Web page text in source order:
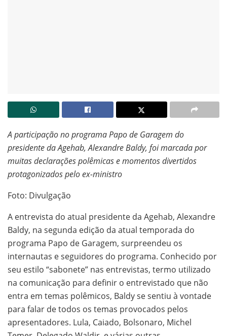
A participação no programa Papo de Garagem do
presidente da Agehab, Alexandre Baldy, foi marcada por
muitas declarações polêmicas e momentos divertidos
protagonizados pelo ex-ministro
Foto: Divulgação
A entrevista do atual presidente da Agehab, Alexandre
Baldy, na segunda edição da atual temporada do
programa Papo de Garagem, surpreendeu os
internautas e seguidores do programa. Conhecido por
seu estilo “sabonete” nas entrevistas, termo utilizado
na comunicação para definir o entrevistado que não
entra em temas polêmicos, Baldy se sentiu à vontade
para falar de todos os temas provocados pelos
apresentadores. Lula, Caiado, Bolsonaro, Michel